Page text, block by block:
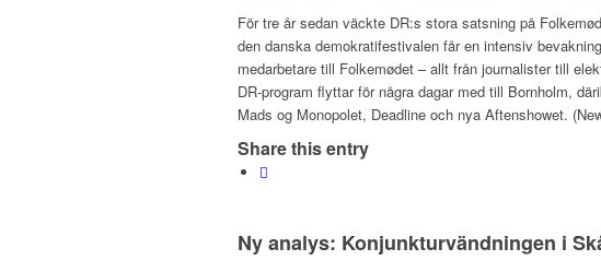
För tre år sedan väckte DR:s stora satsning på
den danska demokratifestivalen får en intensiv
medarbetare till Folkemødet – allt från journalister till
DR-program flyttar för några dagar med till Bornholm,
Mads og Monopolet, Deadline och nya Aftenshowet.
Share this entry
Ny analys: Konjunkturvändningen i